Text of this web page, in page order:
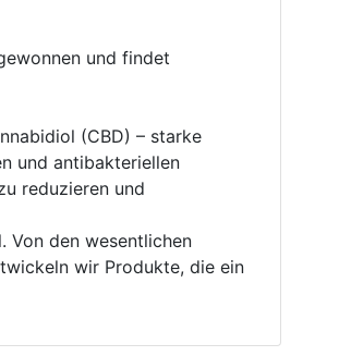
und findet
(CBD) – starke
und antibakteriellen
reduzieren und
Von den wesentlichen
wir Produkte, die ein